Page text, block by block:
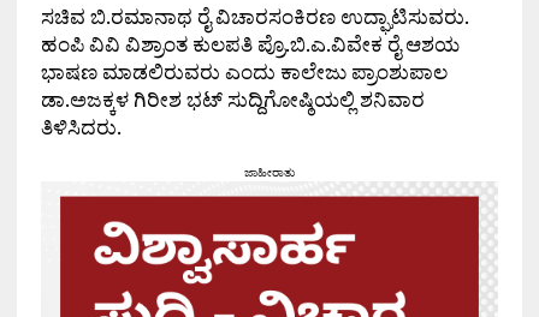
ಸಚಿವ ಬಿ.ರಮಾನಾಥ ರೈ ವಿಚಾರಸಂಕಿರಣ ಉದ್ಘಾಟಿಸುವರು.
ಹಂಪಿ ವಿವಿ ವಿಶ್ರಾಂತ ಕುಲಪತಿ ಪ್ರೊ.ಬಿ.ಎ.ವಿವೇಕ ರೈ ಆಶಯ
ಭಾಷಣ ಮಾಡಲಿರುವರು ಎಂದು ಕಾಲೇಜು ಪ್ರಾಂಶುಪಾಲ
ಡಾ.ಅಜಕ್ಕಳ ಗಿರೀಶ ಭಟ್ ಸುದ್ದಿಗೋಷ್ಠಿಯಲ್ಲಿ ಶನಿವಾರ
ತಿಳಿಸಿದರು.
ಜಾಹೀರಾತು